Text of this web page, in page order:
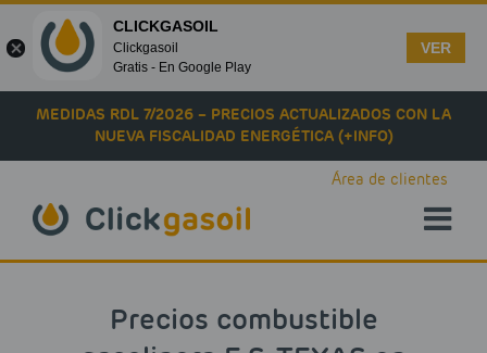
Skip to main content
MEDIDAS RDL 7/2026 – PRECIOS ACTUALIZADOS CON LA
NUEVA FISCALIDAD ENERGÉTICA (+INFO)
Área de clientes
Precios combustible
CLICKGASOIL
Clickgasoil
Gratis - En Google Play
VER